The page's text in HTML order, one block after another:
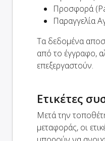
Προσφορά
Παραγγελία
Τα δεδομένα
από το έγγραφο,
επεξεργαστούν.
Ετικέτες
Μετά την
μεταφοράς, οι